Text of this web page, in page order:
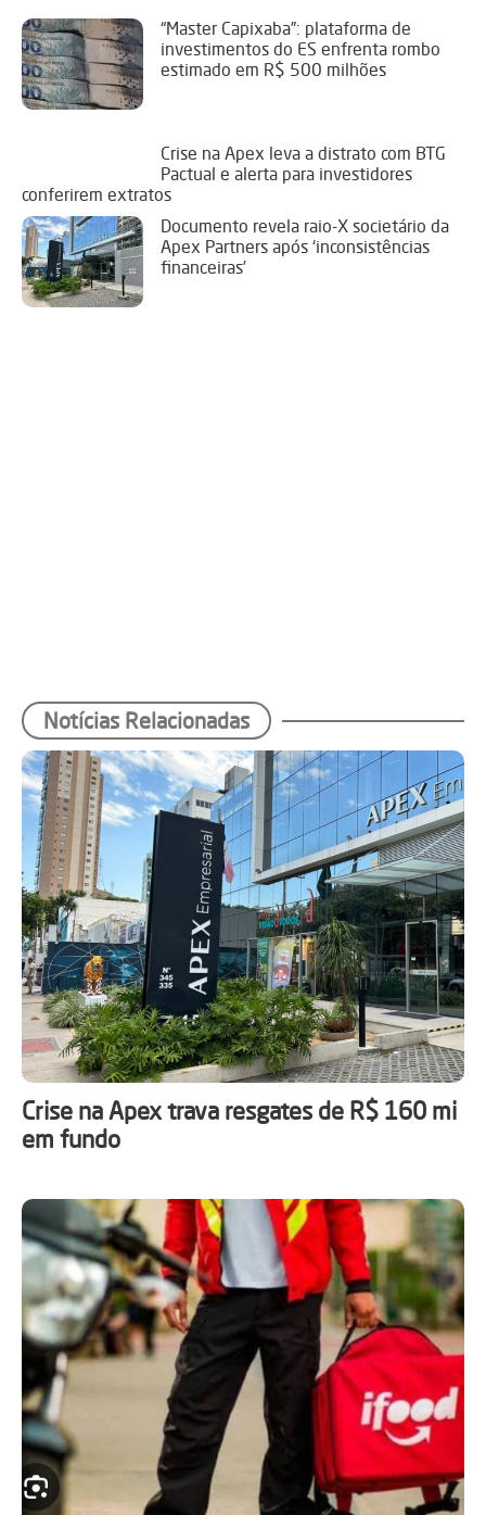
“Master Capixaba”: plataforma de
investimentos do ES enfrenta rombo
estimado em R$ 500 milhões
Crise na Apex leva a distrato com BTG
Pactual e alerta para investidores
conferirem extratos
Documento revela raio-X societário da
Apex Partners após ‘inconsistências
financeiras’
Notícias Relacionadas
Crise na Apex trava resgates de R$ 160 mi
em fundo